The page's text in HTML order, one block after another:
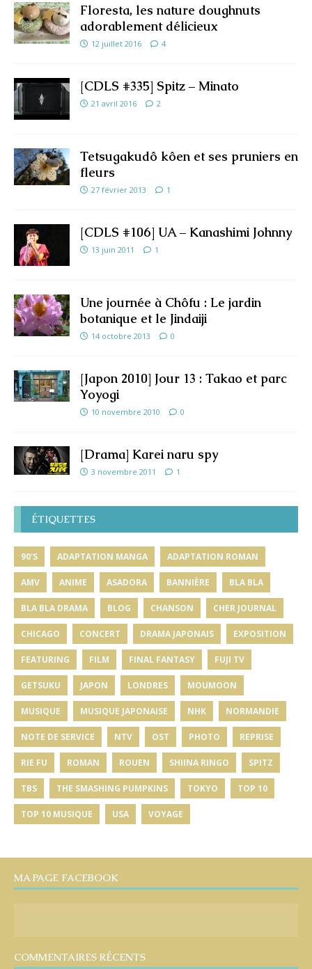
Floresta, les nature doughnuts
adorablement délicieux
12 juillet 2016 4
[CDLS #335] Spitz – Minato
21 avril 2016 2
Tetsugakudô kôen et ses pruniers en
fleurs
27 février 2013 1
[CDLS #106] UA – Kanashimi Johnny
13 juin 2011 1
Une journée à Chôfu : Le jardin
botanique et le Jindaiji
14 octobre 2013 0
[Japon 2010] Jour 13 : Takao et parc
Yoyogi
10 novembre 2010 0
[Drama] Karei naru spy
3 novembre 2011 1
ÉTIQUETTES
90'S ADAPTATION MANGA ADAPTATION ROMAN
AMV ANIME ASADORA BANNIÈRE BLA BLA
BLA BLA DRAMA BLOG CHANSON CHER JOURNAL
CHICAGO CONCERT DRAMA JAPONAIS EXPOSITION
FEATURING FILM FINAL FANTASY FUJI TV
GETSUKU JAPON LONDRES MOUMOON
MUSIQUE MUSIQUE JAPONAISE NHK NORMANDIE
NOTE DE SERVICE NTV OST PHOTO REPRISE
RIE FU ROMAN ROUEN SHIINA RINGO SPITZ
TBS THE SMASHING PUMPKINS TOKYO TOP 10
TOP 10 MUSIQUE USA VOYAGE
MA PAGE FACEBOOK
COMMENTAIRES RÉCENTS